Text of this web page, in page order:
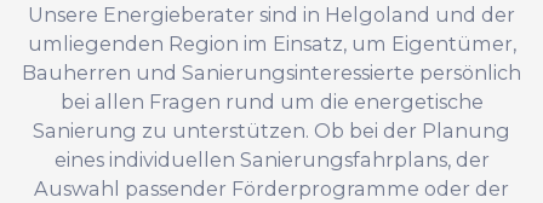
Unsere Energieberater sind in Helgoland und der
umliegenden Region im Einsatz, um Eigentümer,
Bauherren und Sanierungsinteressierte persönlich
bei allen Fragen rund um die energetische
Sanierung zu unterstützen. Ob bei der Planung
eines individuellen Sanierungsfahrplans, der
Auswahl passender Förderprogramme oder der